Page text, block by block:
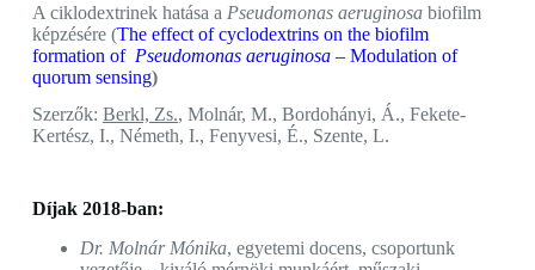
A ciklodextrinek hatása a Pseudomonas aeruginosabiofilm
képzésére (The effect of cyclodextrins on the biofilm
formation of Pseudomonas aeruginosa– Modulation of
quorum sensing)
Szerzők: Berkl, Zs., Molnár, M., Bordohányi, Á., Fekete-
Kertész, I., Németh, I., Fenyvesi, É., Szente, L.
Díjak 2018-ban:
Dr. Molnár Mónika, egyetemi docens, csoportunk